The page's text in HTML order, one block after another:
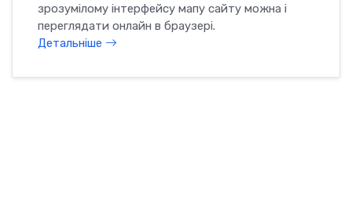
зрозумілому інтерфейсу мапу сайту можна і
переглядати онлайн в браузері.
Детальніше